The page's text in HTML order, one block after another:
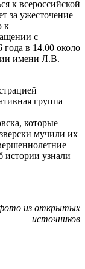
к всероссийской
за ужесточение
к
с
в 14.00 около
имени Л.В.
группа
которые
мучили их
истории узнали
из открытых
источников